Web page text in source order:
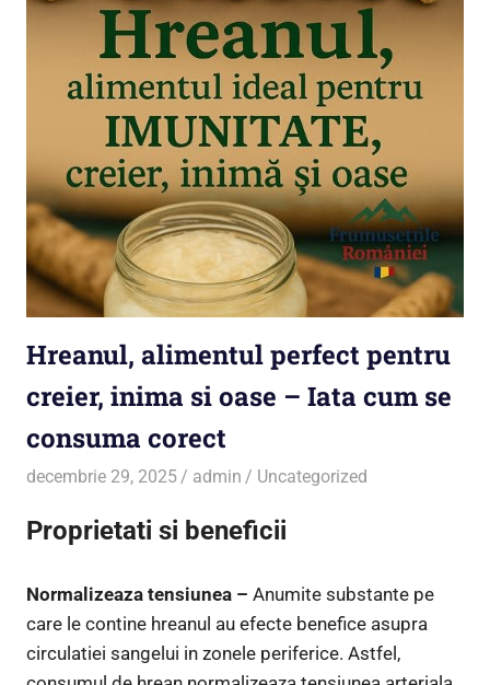
Hreanul, alimentul perfect pentru
creier, inima si oase – Iata cum se
consuma corect
decembrie 29, 2025 admin Uncategorized
Proprietati si beneficii
Normalizeaza tensiunea – Anumite substante pe
care le contine hreanul au efecte benefice asupra
circulatiei sangelui in zonele periferice. Astfel,